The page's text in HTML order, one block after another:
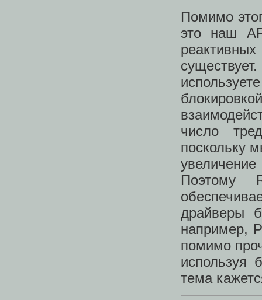
Помимо
это наш
число
поскольку
Поэтому
драйверы
например,
помимо
используя
тема